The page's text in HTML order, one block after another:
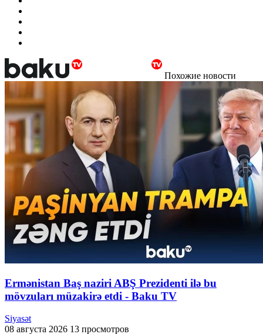
Похожие новости
Ermənistan Baş naziri ABŞ Prezidenti ilə bu
mövzuları müzakirə etdi - Baku TV
Siyasət
08 августа 2026 13 просмотров